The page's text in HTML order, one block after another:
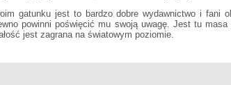
gatunku jest to bardzo dobre wydawnictwo i fani
powinni poświęcić mu swoją uwagę. Jest tu masa
jest zagrana na światowym poziomie.